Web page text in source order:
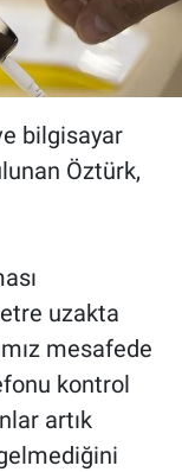
bilgisayar
Öztürk,
uzakta
mesafede
kontrol
artık